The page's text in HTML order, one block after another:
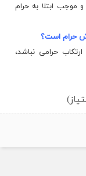
موجب ابتلا به حرام
حرام است؟
حرامى نباشد،